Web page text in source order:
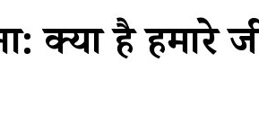
क्या है हमारे